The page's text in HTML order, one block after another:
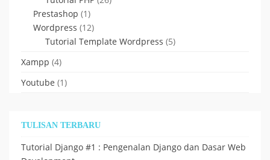
Prestashop (1)
Wordpress (12)
Tutorial Template Wordpress (5)
Xampp (4)
Youtube (1)
TULISAN TERBARU
Tutorial Django #1 : Pengenalan Django dan Dasar Web